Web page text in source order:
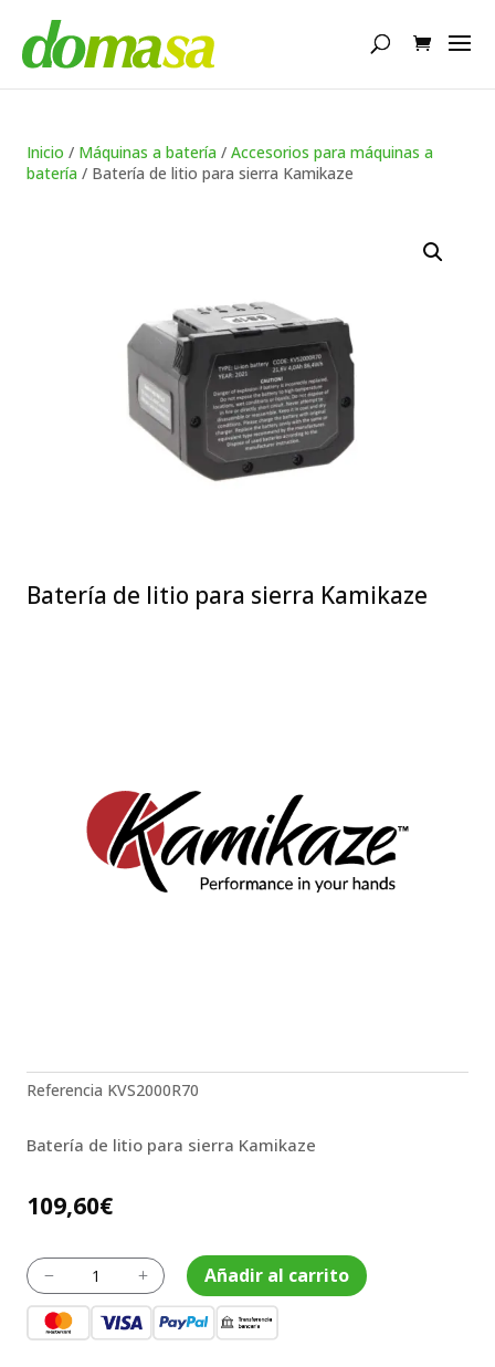
productos
Inicio / Máquinas a batería / Accesorios para máquinas a
batería / Batería de litio para sierra Kamikaze
Batería de litio para sierra Kamikaze
Referencia KVS2000R70
Batería de litio para sierra Kamikaze
109,60€
K
Batería
de
litio
para
L Añadir al carrito